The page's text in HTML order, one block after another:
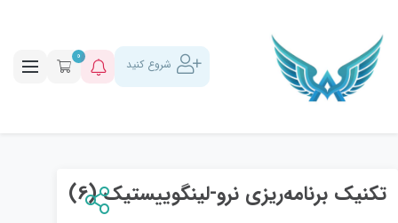
شروع کنید 0
تکنیک برنامه‌ریزی نرو-لینگوییستیک (6)